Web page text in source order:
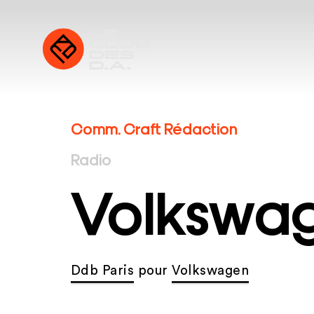
Comm. Craft Rédaction
Radio
Ddb Paris pour Volkswagen